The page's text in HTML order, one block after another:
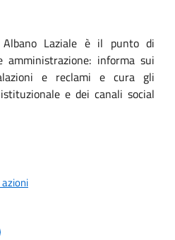
Albano Laziale è il punto di
informa sui
e reclami e cura gli
e dei canali social